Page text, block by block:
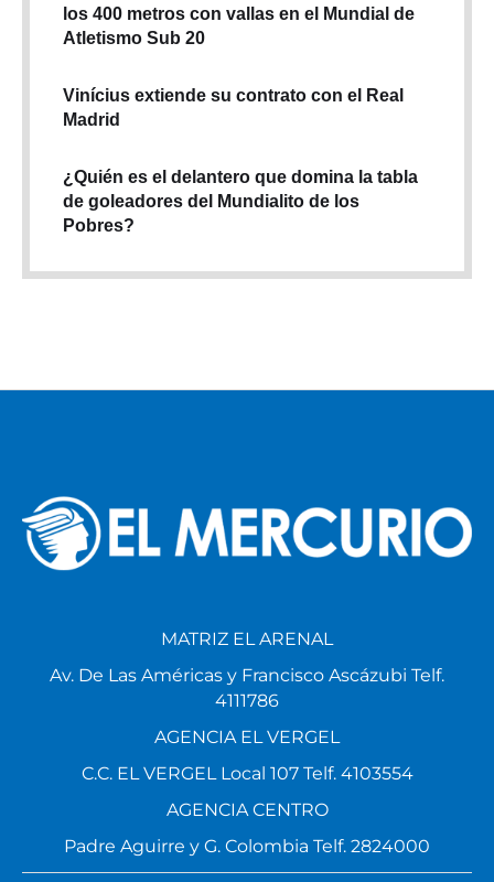
los 400 metros con vallas en el Mundial de
Atletismo Sub 20
Vinícius extiende su contrato con el Real
Madrid
¿Quién es el delantero que domina la tabla
de goleadores del Mundialito de los
Pobres?
MATRIZ EL ARENAL
Av. De Las Américas y Francisco Ascázubi Telf.
4111786
AGENCIA EL VERGEL
C.C. EL VERGEL Local 107 Telf. 4103554
AGENCIA CENTRO
Padre Aguirre y G. Colombia Telf. 2824000